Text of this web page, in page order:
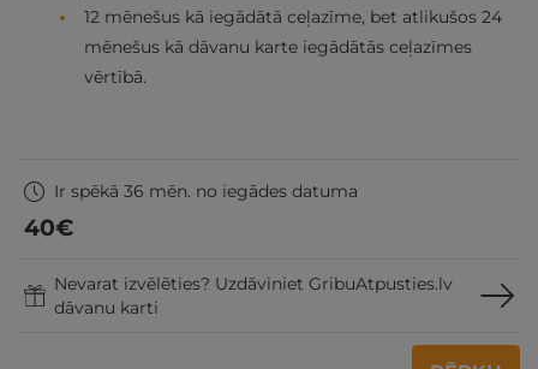
12 mēnešus kā iegādātā ceļazīme, bet atlikušos 24
mēnešus kā dāvanu karte iegādātās ceļazīmes
vērtībā.
Ir spēkā 36 mēn. no iegādes datuma
40€
Nevarat izvēlēties? Uzdāviniet GribuAtpusties.lv
dāvanu karti